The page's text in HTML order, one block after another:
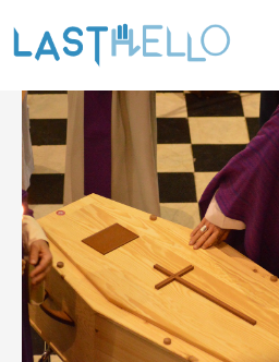
contenuto
articoli